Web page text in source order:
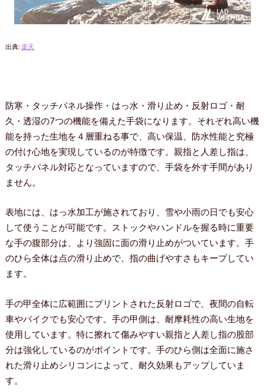
出典: 楽天
防寒・タッチパネル操作・はっ水・滑り止め・反射ロゴ・耐
久・透湿の7つの機能を備えた手袋になります。それぞれ高い機
能を持った生地を４層重ねる事で、高い保温、防水性能と究極
の付け心地を実現しているのが特徴です。親指と人差し指は、
タッチパネル対応となっていますので、手袋を外す手間があり
ません。
表地には、はっ水加工が施されており、雪や小雨の日でも安心
して使うことが可能です。ストックやハンドルを握る時に重要
な手の腹部分は、より強固に面の滑り止めがついています。手
のひら全体は点の滑り止めで、指の曲げやすさもキープしてい
ます。
手の甲全体に広範囲にプリントされた反射ロゴで、夜間の自転
車やバイクでも安心です。手の甲側は、耐摩耗性の高い生地を
使用しています。特に擦れて傷みやすい親指と人差し指の股部
分は強化しているのがポイントです。手のひら側は全面に施さ
れた滑り止めシリコンによって、耐久効果もアップしていま
す。